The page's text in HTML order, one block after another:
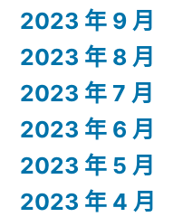
2023 年 9 月
2023 年 8 月
2023 年 7 月
2023 年 6 月
2023 年 5 月
2023 年 4 月